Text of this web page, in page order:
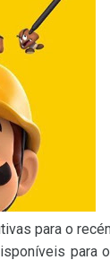
para o
para